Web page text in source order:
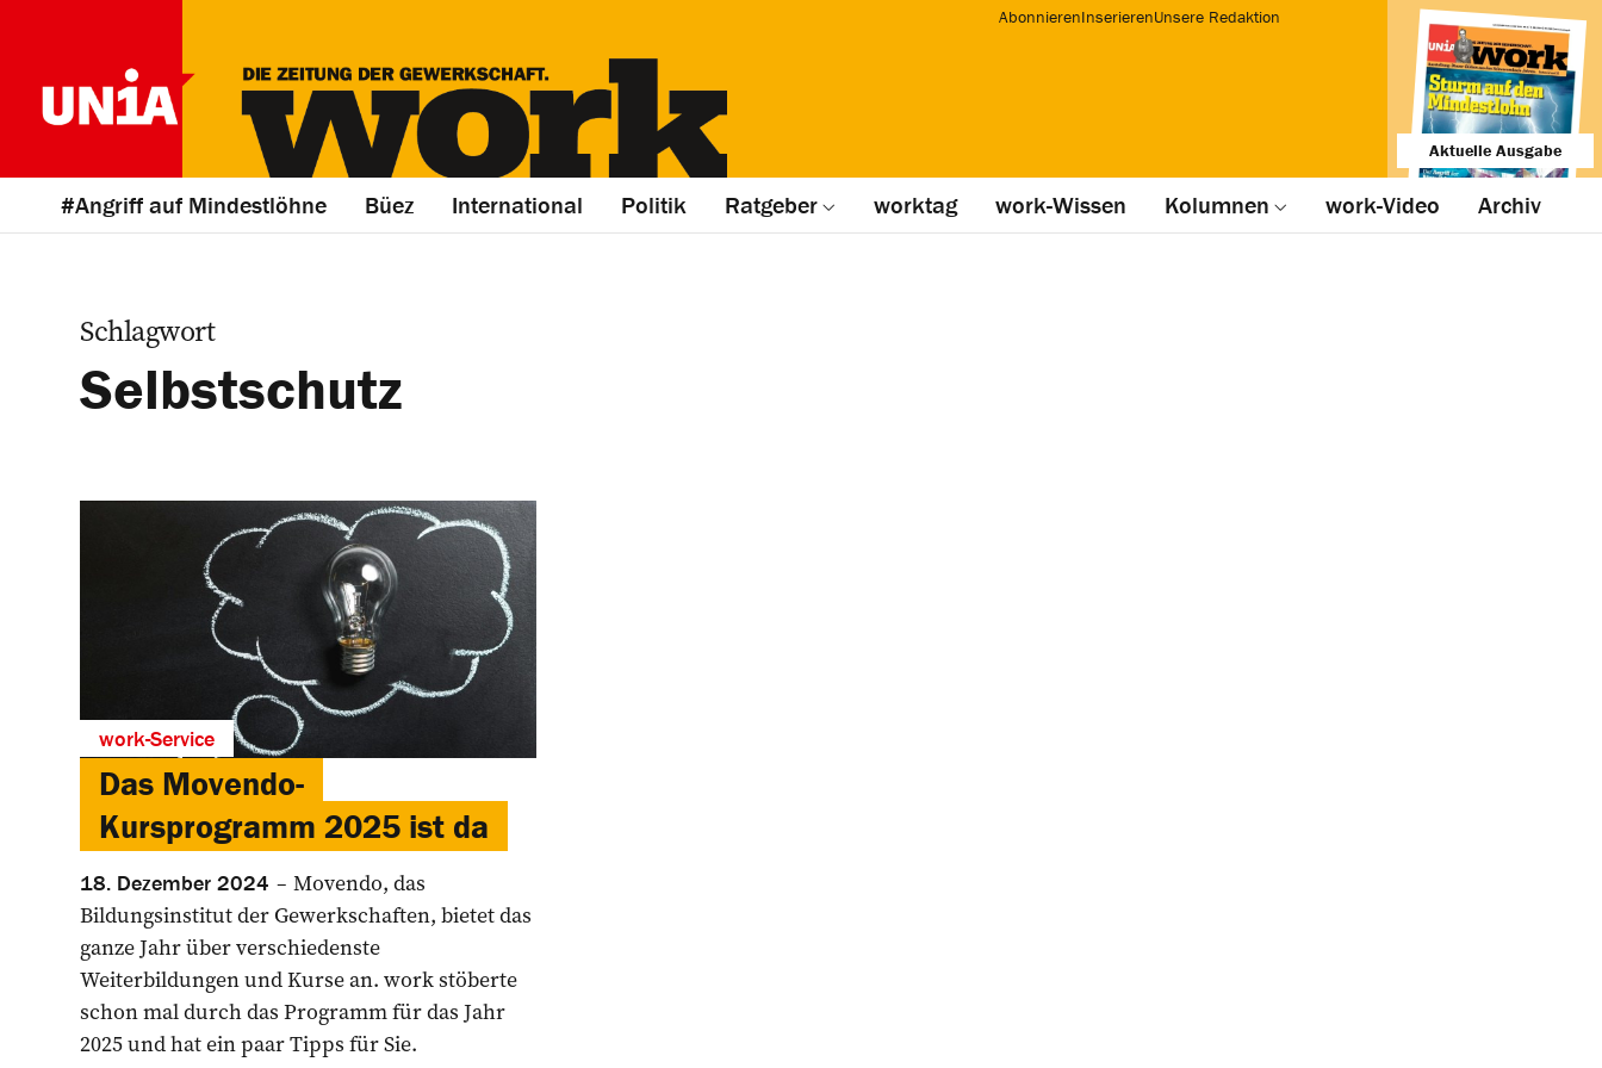
AbonnierenInserierenUnsere Redaktion
Aktuelle Ausgabe
#Angriff auf Mindestlöhne Büez International Politik Ratgeber worktag work-Wissen Kolumnen work-Video Archiv
Schlagwort
Selbstschutz
work-Service
Das Movendo-
Kursprogramm 2025 ist da
18. Dezember 2024
Movendo, das
Bildungsinstitut der Gewerkschaften, bietet das
ganze Jahr über verschiedenste
Weiterbildungen und Kurse an. work stöberte
schon mal durch das Programm für das Jahr
2025 und hat ein paar Tipps für Sie.